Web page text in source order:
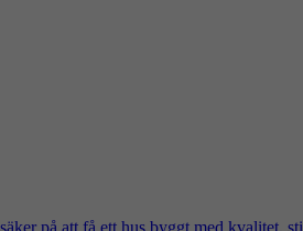
på att få ett hus byggt med kvalitet,